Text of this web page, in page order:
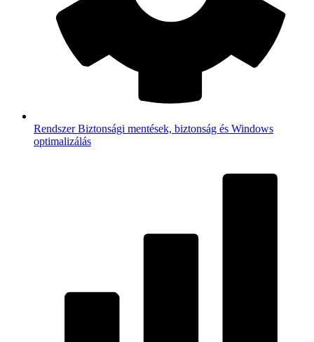
RendszerBiztonsági mentések, biztonság és Windows
optimalizálás